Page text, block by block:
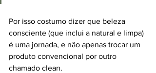
Por isso costumo dizer que beleza
consciente (que inclui a natural e limpa)
é uma jornada, e não apenas trocar um
produto convencional por outro
chamado clean.